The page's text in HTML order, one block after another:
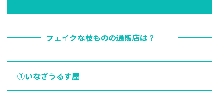
フェイクな枝ものの通販店は？
①いなざうるす屋